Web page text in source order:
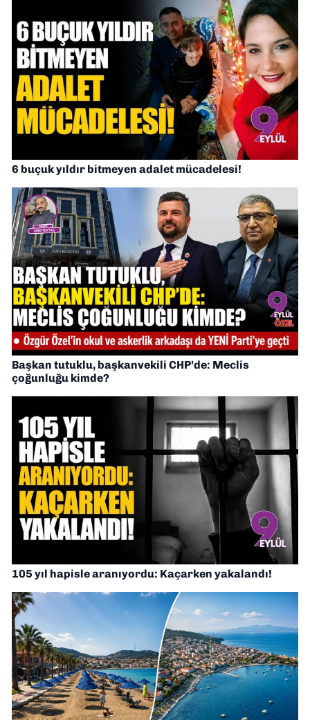
6 buçuk yıldır bitmeyen adalet mücadelesi!
Başkan tutuklu, başkanvekili CHP’de: Meclis
çoğunluğu kimde?
105 yıl hapisle aranıyordu: Kaçarken yakalandı!